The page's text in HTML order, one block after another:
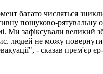
багато числяться
пошуково-рятувальну
Ми зафіксували великий
людей не можу
- сказав прем'єр